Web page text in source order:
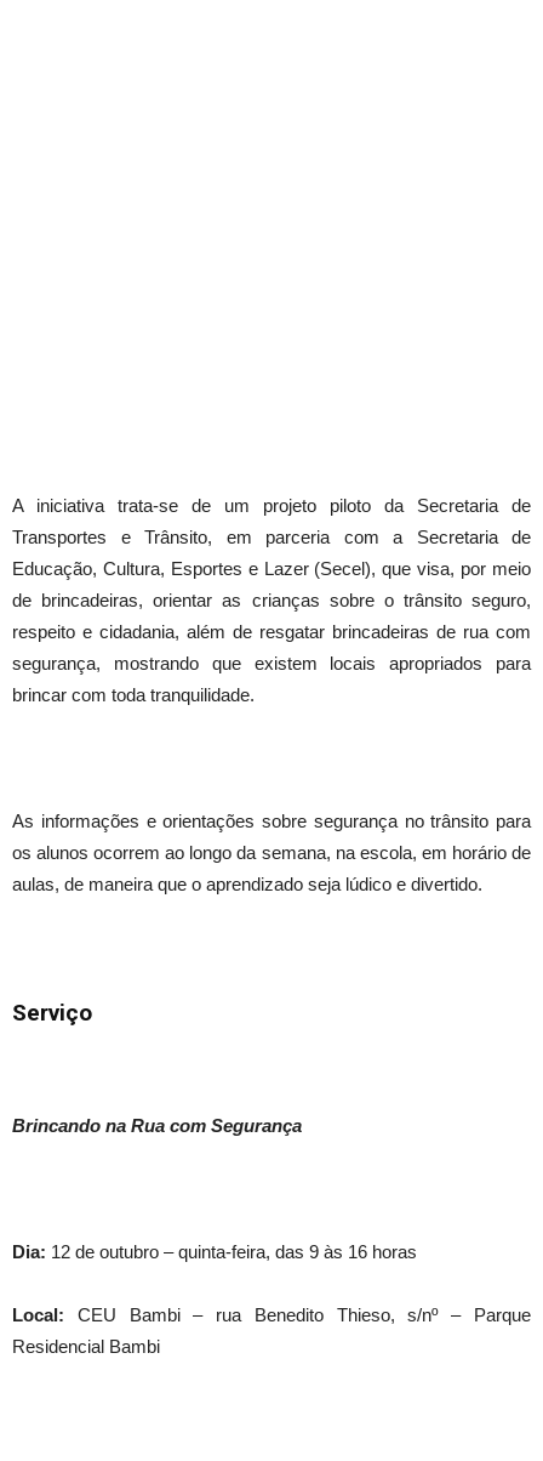
A iniciativa trata-se de um projeto piloto da Secretaria de
Transportes e Trânsito, em parceria com a Secretaria de
Educação, Cultura, Esportes e Lazer (Secel), que visa, por meio
de brincadeiras, orientar as crianças sobre o trânsito seguro,
respeito e cidadania, além de resgatar brincadeiras de rua com
segurança, mostrando que existem locais apropriados para
brincar com toda tranquilidade.
As informações e orientações sobre segurança no trânsito para
os alunos ocorrem ao longo da semana, na escola, em horário de
aulas, de maneira que o aprendizado seja lúdico e divertido.
Serviço
Brincando na Rua com Segurança
Dia: 12 de outubro – quinta-feira, das 9 às 16 horas
Local: CEU Bambi – rua Benedito Thieso, s/nº – Parque
Residencial Bambi